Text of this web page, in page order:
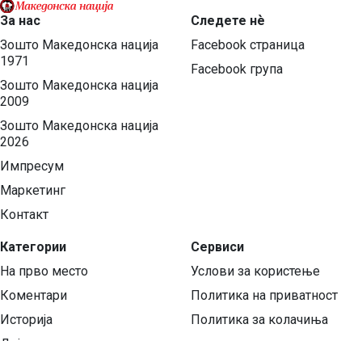
За нас
Зошто Македонска нација
1971
Зошто Македонска нација
2009
Зошто Македонска нација
2026
Импресум
Маркетинг
Контакт
Категории
На прво место
Коментари
Историја
Следете нѐ
Facebook страница
Facebook група
Сервиси
Услови за користење
Политика на приватност
Политика за колачиња